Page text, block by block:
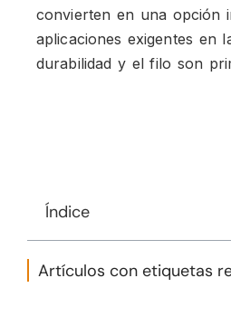
convierten en una opción
aplicaciones exigentes en
durabilidad y el filo son
Índice
Artículos con etiquetas